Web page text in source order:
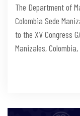
The Department of
Colombia Sede
to the XV Congress
Manizales,